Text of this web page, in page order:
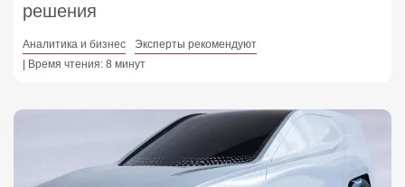
решения
Аналитика и бизнес
Эксперты рекомендуют
| Время чтения: 8 минут